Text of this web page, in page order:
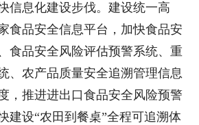
信息化建设步伐。建设统一高
食品安全信息平台，加快食品安
食品安全风险评估预警系统、重
、农产品质量安全追溯管理信息
，推进进出口食品安全风险预警
建设“农田到餐桌”全程可追溯体